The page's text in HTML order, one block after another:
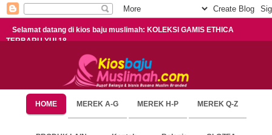
Selamat datang di kios baju muslimah: KOLEKSI GAMIS ETHICA
TERBARU YUI 18
HOME MEREK A-G MEREK H-P MEREK Q-Z